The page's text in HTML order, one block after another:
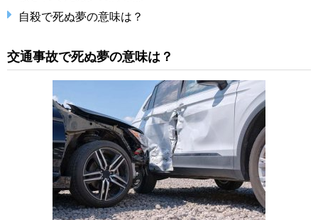
自殺で死ぬ夢の意味は？
交通事故で死ぬ夢の意味は？